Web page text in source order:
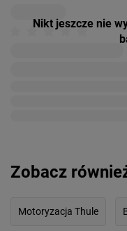
Nikt jeszcze nie
Zobacz
Motoryzacja Thule